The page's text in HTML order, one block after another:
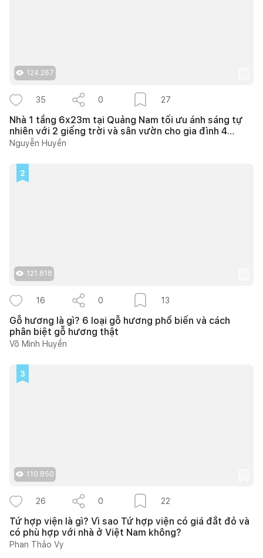
124.267
35 0 27
Nhà 1 tầng 6x23m tại Quảng Nam tối ưu ánh sáng tự
nhiên với 2 giếng trời và sân vườn cho gia đình 4
người
Nguyễn Huyền
2
121.818
16 0 13
Gỗ hương là gì? 6 loại gỗ hương phổ biến và cách
phân biệt gỗ hương thật
Võ Minh Huyền
3
110.850
26 0 22
Tứ hợp viện là gì? Vì sao Tứ hợp viện có giá đắt đỏ và
có phù hợp với nhà ở Việt Nam không?
Phan Thảo Vy